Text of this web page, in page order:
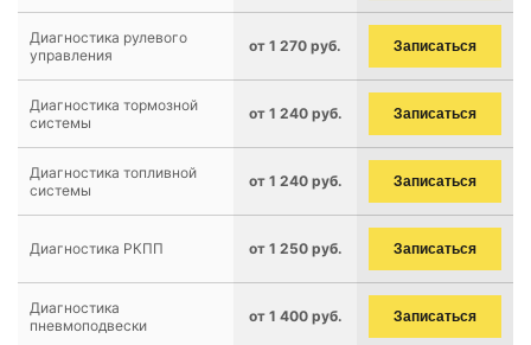
Диагностика рулевого
управления
от 1 270 руб. Записаться
Диагностика тормозной
системы
от 1 240 руб. Записаться
Диагностика топливной
системы
от 1 240 руб. Записаться
Диагностика РКПП от 1 250 руб. Записаться
Диагностика
пневмоподвески
от 1 400 руб. Записаться